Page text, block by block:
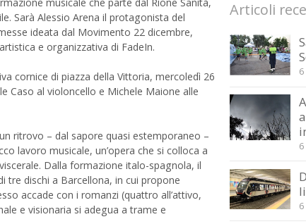
Sarà Alessio Arena il protagonista del
ideata dal Movimento 22 dicembre,
e organizzativa di FadeIn.
cornice di piazza della Vittoria, mercoledì 26
Caso al violoncello e Michele Maione alle
ritrovo – dal sapore quasi estemporaneo –
lavoro musicale, un’opera che si colloca a
Dalla formazione italo-spagnola, il
tre dischi a Barcellona, in cui propone
accade con i romanzi (quattro all’attivo,
e visionaria si adegua a trame e
Articoli